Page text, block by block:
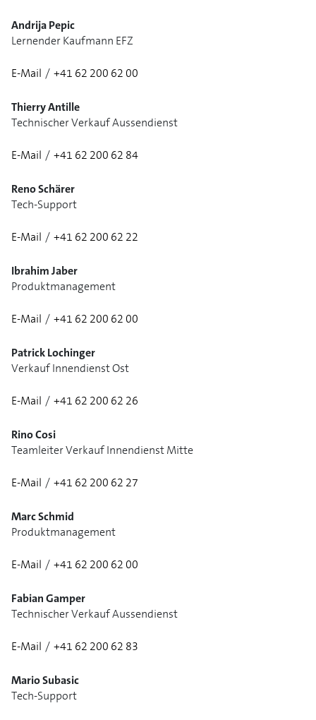
Andrija Pepic
Lernender Kaufmann EFZ
E-Mail / +41 62 200 62 00
Thierry Antille
Technischer Verkauf Aussendienst
E-Mail / +41 62 200 62 84
Reno Schärer
Tech-Support
E-Mail / +41 62 200 62 22
Ibrahim Jaber
Produktmanagement
E-Mail / +41 62 200 62 00
Patrick Lochinger
Verkauf Innendienst Ost
E-Mail / +41 62 200 62 26
Rino Cosi
Teamleiter Verkauf Innendienst Mitte
E-Mail / +41 62 200 62 27
Marc Schmid
Produktmanagement
E-Mail / +41 62 200 62 00
Fabian Gamper
Technischer Verkauf Aussendienst
E-Mail / +41 62 200 62 83
Mario Subasic
Tech-Support